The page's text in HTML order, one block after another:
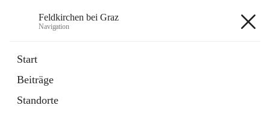
Feldkirchen bei Graz
Navigation
Start
Beiträge
Standorte
Externe Webseite
in